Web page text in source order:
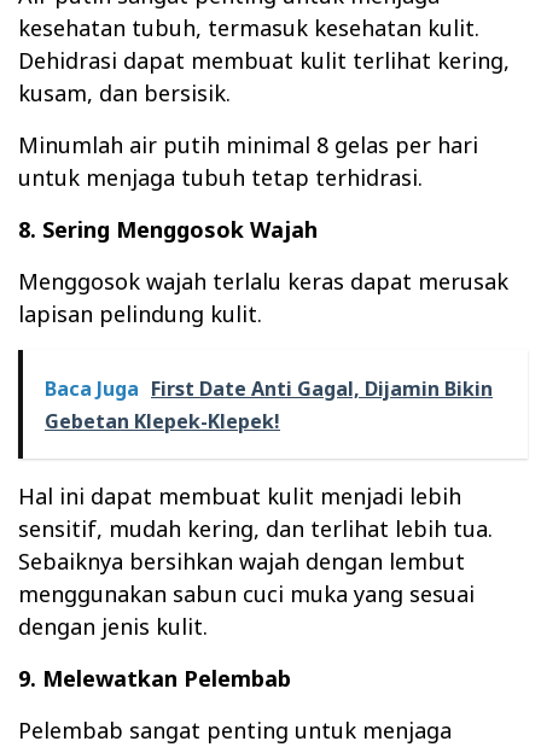
kesehatan tubuh, termasuk kesehatan kulit.
Dehidrasi dapat membuat kulit terlihat kering,
kusam, dan bersisik.
Minumlah air putih minimal 8 gelas per hari
untuk menjaga tubuh tetap terhidrasi.
8. Sering Menggosok Wajah
Menggosok wajah terlalu keras dapat merusak
lapisan pelindung kulit.
Baca Juga First Date Anti Gagal, Dijamin Bikin
Gebetan Klepek-Klepek!
Hal ini dapat membuat kulit menjadi lebih
sensitif, mudah kering, dan terlihat lebih tua.
Sebaiknya bersihkan wajah dengan lembut
menggunakan sabun cuci muka yang sesuai
dengan jenis kulit.
9. Melewatkan Pelembab
Pelembab sangat penting untuk menjaga